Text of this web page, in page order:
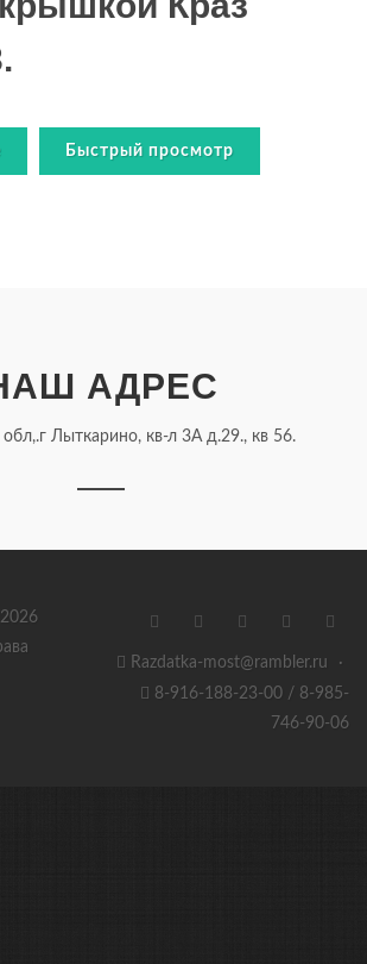
Быстрый просмотр
АДРЕС
Лыткарино, кв-л 3А д.29., кв 56.
Razdatka-most@rambler.ru
·
8-916-188-23-00 / 8-985-
746-90-06